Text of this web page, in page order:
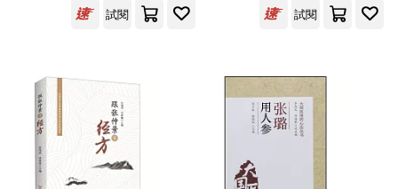
日用清潔(222) 休閒生活(14)
婦幼生活(1911)
李家友（主編）(54)
Non Takayama(47)
出版社 (可複選)
愛貝克思(423)
試閱
試閱